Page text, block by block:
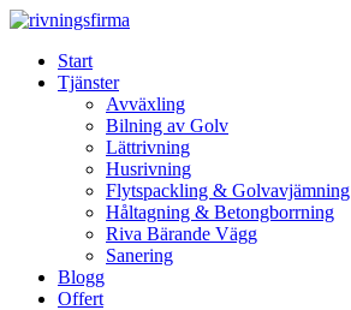
Skip
contentStart
Tjänster
Avväxling
Bilning av Golv
Lättrivning
Husrivning
Flytspackling & Golvavjämning
Håltagning & Betongborrning
Riva Bärande Vägg
Sanering
Blogg
Offert